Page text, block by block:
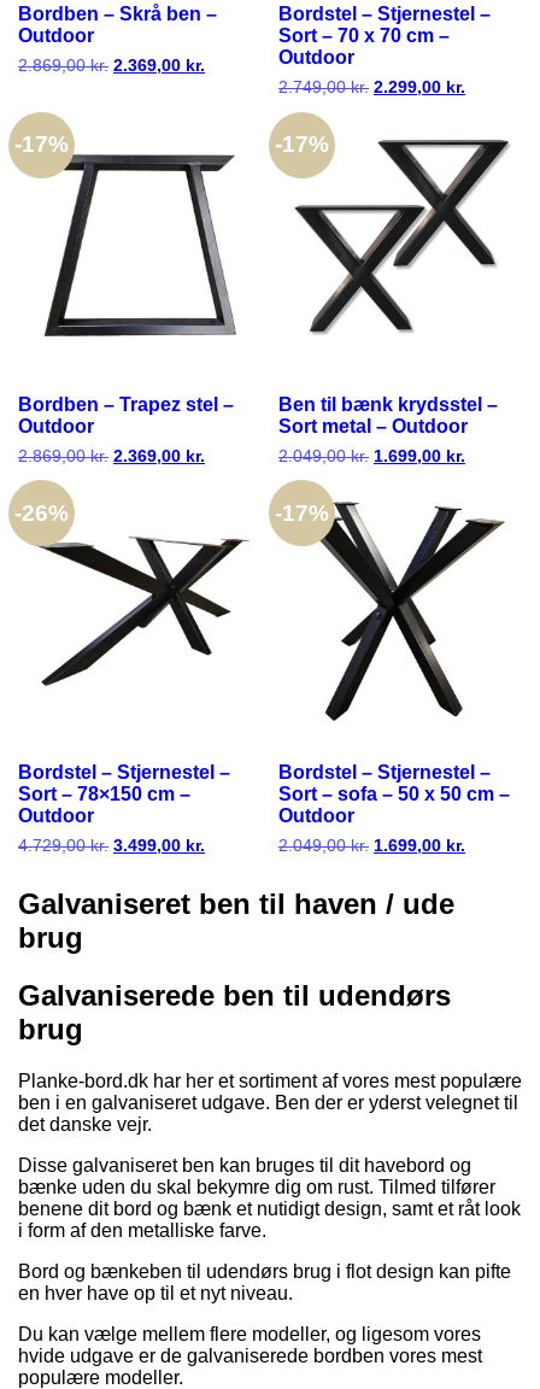
Bordben – Skrå ben –
Outdoor
2.869,00kr. Den
2.369,00 kr.
2.369,00 kr..
Bordstel – Stjernestel –
Sort – 70 x 70 cm –
Outdoor
2.749,00kr. Den
var:
2.749,00 kr..
2.299,00 kr.
er:
2.299,00
-17%
Bordben – Trapez stel –
Outdoor
2.869,00kr. Den
2.369,00 kr.
2.369,00 kr..
-17%
Ben til bænk krydsstel –
Sort metal – Outdoor
2.049,00kr. Den
2.049,00 kr..
1.699,00 kr.
1.699,00
-26%
Bordstel – Stjernestel –
Sort – 78×150 cm –
Outdoor
4.729,00kr. Den
var:
4.729,00 kr..
3.499,00 kr.
er:
3.499,00 kr..
-17%
Bordstel – Stjernestel –
Sort – sofa – 50 x 50 cm –
Outdoor
2.049,00kr. Den
var:
2.049,00 kr..
1.699,00 kr.
Galvaniseret ben til haven / ude
brug
Galvaniserede ben til udendørs
brug
Planke-bord.dk har her et sortiment af vores mest populære
ben i en galvaniseret udgave. Ben der er yderst velegnet til
det danske vejr.
Disse galvaniseret ben kan bruges til dit havebord og
bænke uden du skal bekymre dig om rust. Tilmed tilfører
benene dit bord og bænk et nutidigt design, samt et råt look
i form af den metalliske farve.
Bord og bænkeben til udendørs brug i flot design kan pifte
en hver have op til et nyt niveau.
Du kan vælge mellem flere modeller, og ligesom vores
hvide udgave er de galvaniserede bordben vores mest
populære modeller.